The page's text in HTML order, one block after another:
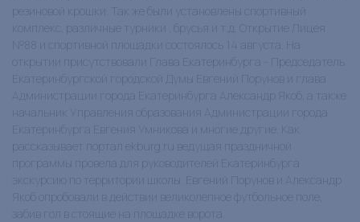
резиновой крошки. Так же были установлены спортивный
комплекс, различные турники , брусья и т.д. Открытие Лицея
№88 и спортивной площадки состоялось 14 августа. На
открытии присутствовали Глава Екатеринбурга - Председатель
Екатеринбургской городской Думы Евгений Порунов и глава
Администрации города Екатеринбурга Александр Якоб, а также
начальник Управления образования Администрации города
Екатеринбурга Евгения Умникова и многие другие. Как
рассказывает портал ekburg.ru ведущая праздничной
программы провела для руководителей Екатеринбурга
экскурсию по территории школы. Евгений Порунов и Александр
Якоб опробовали в действии великолепное футбольное поле,
забив гол в стоящие на площадке ворота.